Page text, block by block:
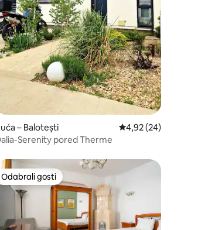
4,97/5, recenzija: 126
– Balotești Prosječna ocjena:
4,92 (24)
Serenity pored Therme
gosti”
Odabrali gosti
Odabrali gosti